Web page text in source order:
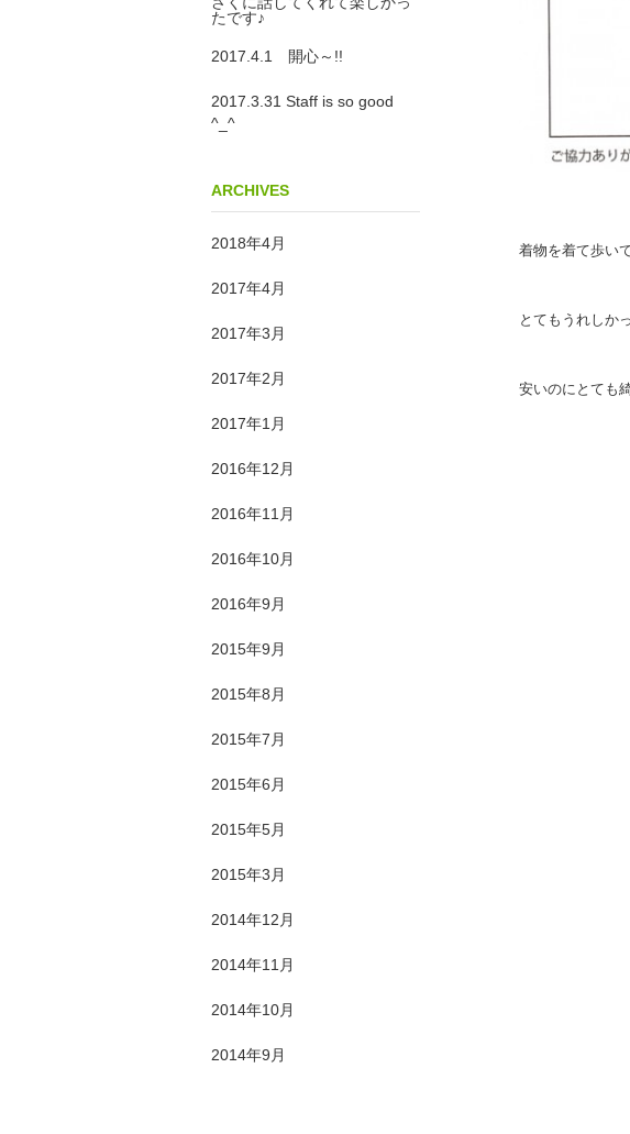
たです♪
2017.4.1 開心～!!
2017.3.31 Staff is so good
^_^
ARCHIVES
2018年4月
2017年4月
2017年3月
2017年2月
2017年1月
2016年12月
2016年11月
2016年10月
2016年9月
2015年9月
2015年8月
2015年7月
2015年6月
2015年5月
2015年3月
2014年12月
2014年11月
2014年10月
2014年9月
着物を着て歩い
とてもうれしか
安いのにとても